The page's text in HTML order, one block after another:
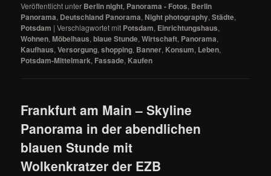
Veröffentlicht unter Berlin night, Panorama - Fotos, Berlin
Panorama, Deutschland Panorama, Night photography,Städte,
Potsdam |Verschlagwortet mit Potsdam, Einrichtungshaus,
Wohnen,Möbelhaus,blaue Stunde,Wirtschaft, Panorama,
Kaufhaus,Versorgung,shopping, Banner, Konsum, Leben,
Potsdam-Mittelmark, Fassade, Kaufen
Frankfurt am Main – Skyline
Panorama in der abendlichen
blauen Stunde mit
Wolkenkratzer der EZB